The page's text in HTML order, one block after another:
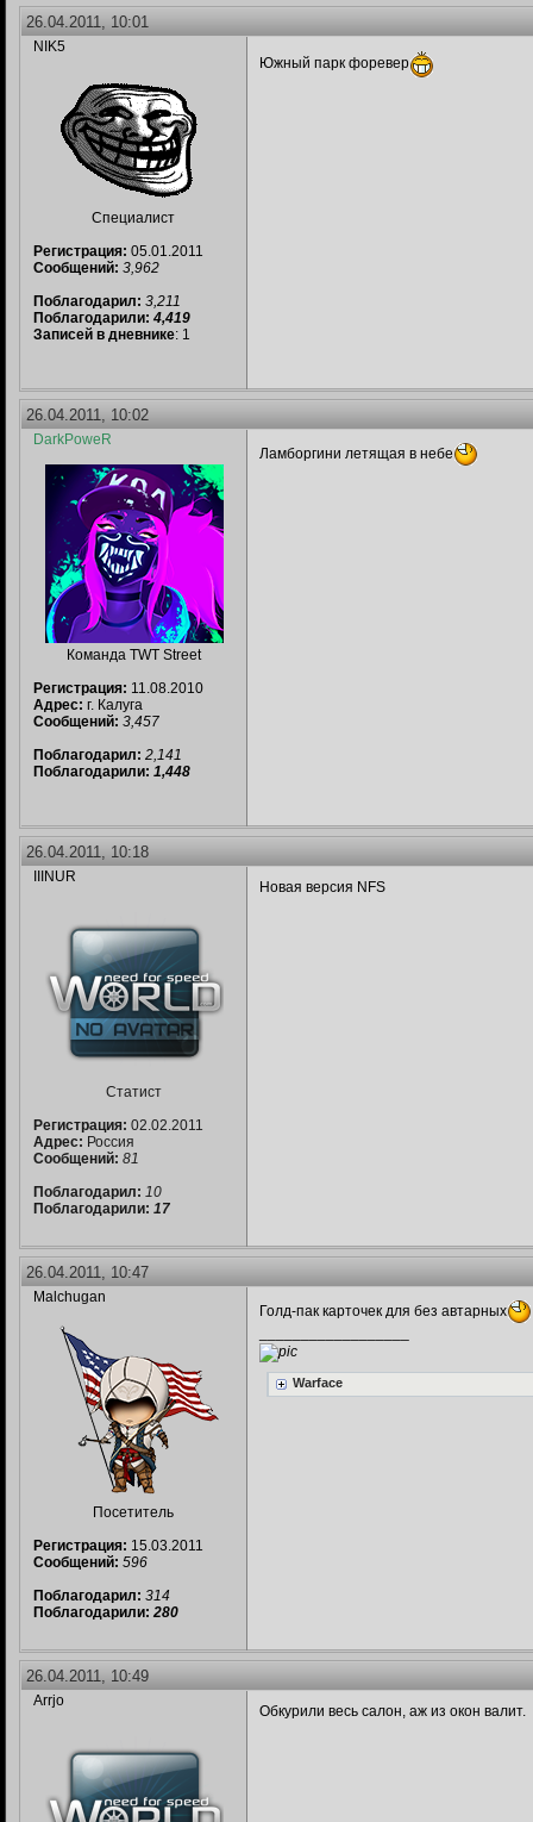
26.04.2011, 10:01
NIK5
Специалист
Регистрация: 05.01.2011
Сообщений: 3,962
Поблагодарил: 3,211
Поблагодарили: 4,419
Записей в дневнике: 1
Южный парк форевер
26.04.2011, 10:02
DarkPoweR
Команда TWT Street
Регистрация: 11.08.2010
Адрес: г. Калуга
Сообщений: 3,457
Поблагодарил: 2,141
Поблагодарили: 1,448
Ламборгини летящая в небе
26.04.2011, 10:18
IIINUR
Статист
Регистрация: 02.02.2011
Адрес: Россия
Сообщений: 81
Поблагодарил: 10
Поблагодарили: 17
Новая версия NFS
26.04.2011, 10:47
Malchugan
Посетитель
Регистрация: 15.03.2011
Сообщений: 596
Поблагодарил: 314
Поблагодарили: 280
Голд-пак карточек для без автарных
Warface
26.04.2011, 10:49
Arrjo
Обкурили весь салон, аж из окон валит.